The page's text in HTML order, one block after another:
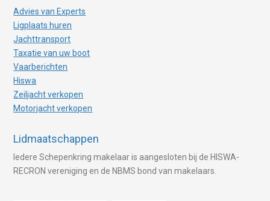
Advies van Experts
Ligplaats huren
Jachttransport
Taxatie van uw boot
Vaarberichten
Hiswa
Zeiljacht verkopen
Motorjacht verkopen
Lidmaatschappen
Iedere Schepenkring makelaar is aangesloten bij de HISWA-
RECRON vereniging en de NBMS bond van makelaars.